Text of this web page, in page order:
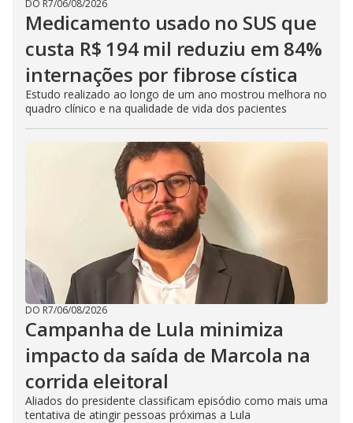
DO R7/06/08/2026
Medicamento usado no SUS que
custa R$ 194 mil reduziu em 84%
internações por fibrose cística
Estudo realizado ao longo de um ano mostrou melhora no
quadro clínico e na qualidade de vida dos pacientes
DO R7/06/08/2026
Campanha de Lula minimiza
impacto da saída de Marcola na
corrida eleitoral
Aliados do presidente classificam episódio como mais uma
tentativa de atingir pessoas próximas a Lula